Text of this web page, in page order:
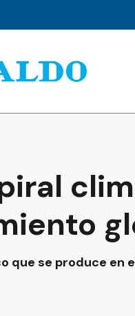
que se produce en